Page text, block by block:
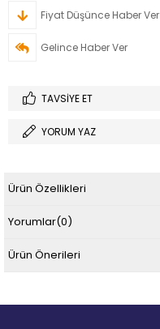
Fiyat Düşünce Haber Ver
Gelince Haber Ver
TAVSIYE ET
YORUM YAZ
Ürün Özellikleri
Yorumlar(0)
Ürün Önerileri